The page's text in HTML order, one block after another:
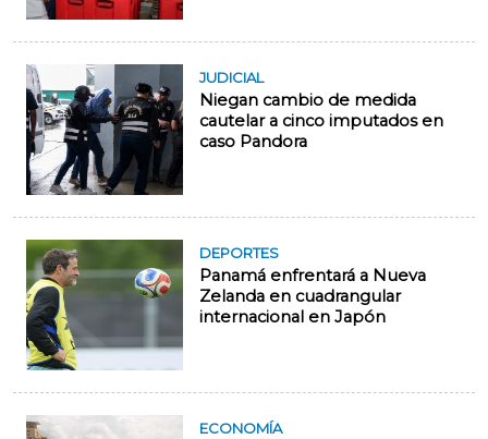
JUDICIAL
Niegan cambio de medida
cautelar a cinco imputados en
caso Pandora
DEPORTES
Panamá enfrentará a Nueva
Zelanda en cuadrangular
internacional en Japón
ECONOMÍA